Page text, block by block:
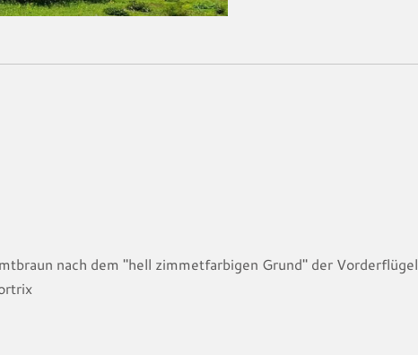
nach dem "hell zimmetfarbigen Grund" der Vorderflügel